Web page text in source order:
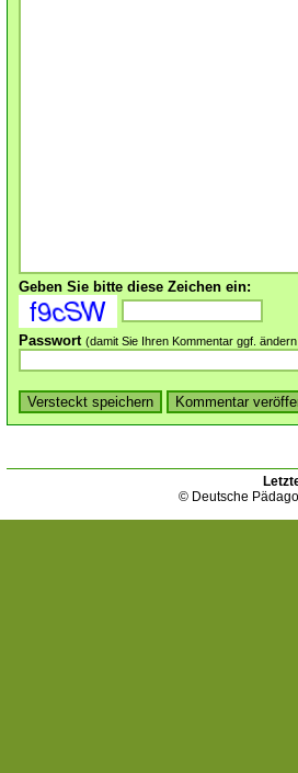
Geben Sie bitte diese Zeichen ein:
Passwort (damit Sie Ihren Kommentar ggf.
© Deutsche